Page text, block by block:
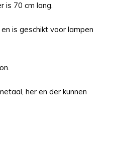
is 70 cm lang.
is geschikt voor lampen
her en der kunnen